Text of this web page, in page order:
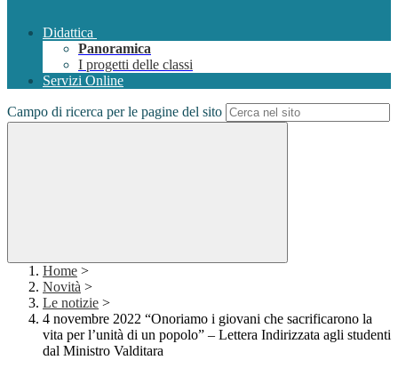
Didattica
Panoramica
I progetti delle classi
Servizi Online
Campo di ricerca per le pagine del sito
Home >
Novità >
Le notizie >
4 novembre 2022 “Onoriamo i giovani che sacrificarono la
vita per l’unità di un popolo” – Lettera Indirizzata agli studenti
dal Ministro Valditara